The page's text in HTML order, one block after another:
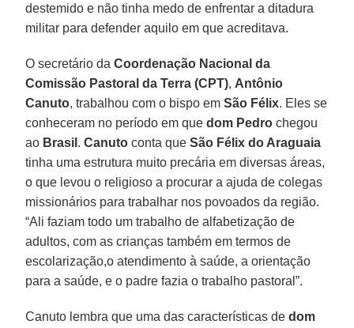
destemido e não tinha medo de enfrentar a ditadura
militar para defender aquilo em que acreditava.
O secretário daCoordenação Nacional da
Comissão Pastoral da Terra (CPT), Antônio
Canuto, trabalhou com o bispo emSão Félix. Eles se
conheceram no período em quedom Pedro chegou
ao Brasil .Canuto conta queSão Félix do Araguaia
tinha uma estrutura muito precária em diversas áreas,
o que levou o religioso a procurar a ajuda de colegas
missionários para trabalhar nos povoados da região.
“Ali faziam todo um trabalho de alfabetização de
adultos, com as crianças também em termos de
escolarização,o atendimento à saúde, a orientação
para a saúde, e o padre fazia o trabalho pastoral”.
Canuto lembra que uma das características dedom